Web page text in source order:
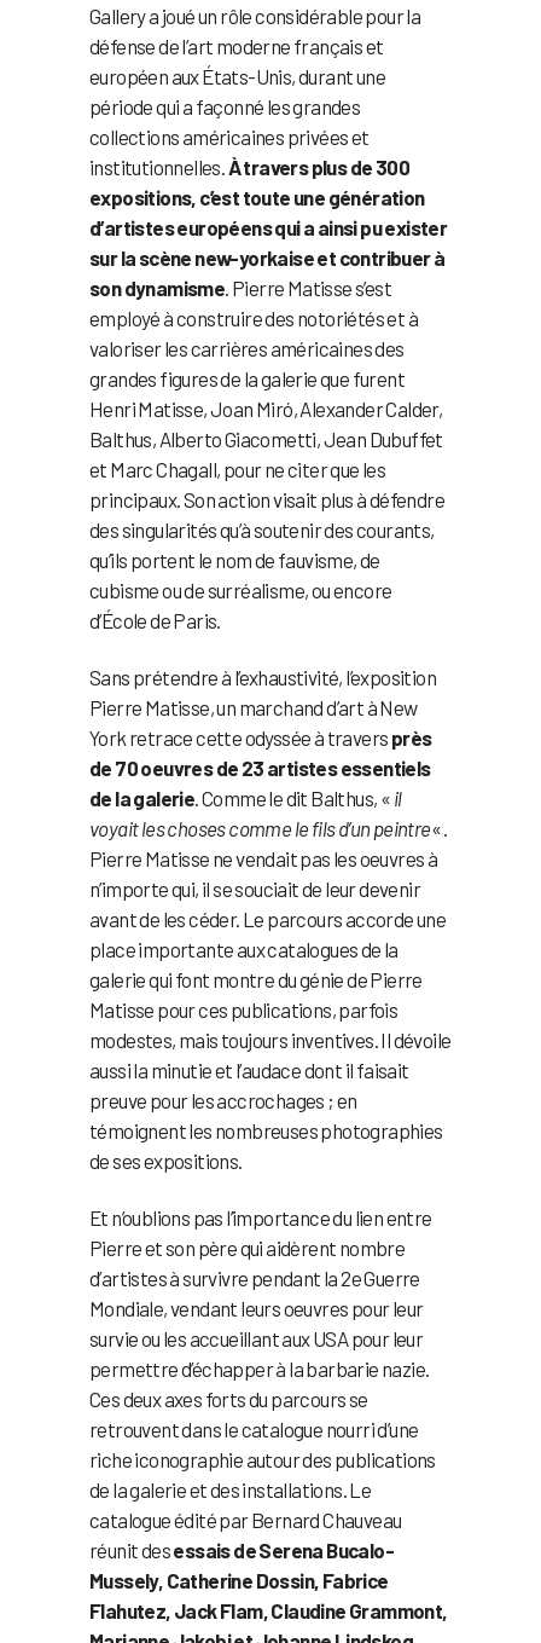
Gallery a joué un rôle considérable pour la
défense de l’art moderne français et
européen aux États-Unis, durant une
période qui a façonné les grandes
collections américaines privées et
institutionnelles.À travers plus de 300
expositions, c’est toute une génération
d’artistes européens qui a ainsi pu exister
sur la scène new-yorkaise et contribuer à
son dynamisme. Pierre Matisse s’est
employé à construire des notoriétés et à
valoriser les carrières américaines des
grandes figures de la galerie que furent
Henri Matisse, Joan Miró, Alexander Calder,
Balthus, Alberto Giacometti, Jean Dubuffet
et Marc Chagall, pour ne citer que les
principaux. Son action visait plus à défendre
des singularités qu’à soutenir des courants,
qu’ils portent le nom de fauvisme, de
cubisme ou de surréalisme, ou encore
d’École de Paris.
Sans prétendre à l’exhaustivité, l’exposition
Pierre Matisse, un marchand d’art à New
York retrace cette odyssée à travers près
de 70 oeuvres de 23 artistes essentiels
de la galerie. Comme le dit Balthus, « il
voyait les choses comme le fils d’un peintre« .
Pierre Matisse ne vendait pas les oeuvres à
n’importe qui, il se souciait de leur devenir
avant de les céder. Le parcours accorde une
place importante aux catalogues de la
galerie qui font montre du génie de Pierre
Matisse pour ces publications, parfois
modestes, mais toujours inventives. Il dévoile
aussi la minutie et l’audace dont il faisait
preuve pour les accrochages ; en
témoignent les nombreuses photographies
de ses expositions.
Et n’oublions pas l’importance du lien entre
Pierre et son père qui aidèrent nombre
d’artistes à survivre pendant la 2e Guerre
Mondiale, vendant leurs oeuvres pour leur
survie ou les accueillant aux USA pour leur
permettre d’échapper à la barbarie nazie.
Ces deux axes forts du parcours se
retrouvent dans le catalogue nourri d’une
riche iconographie autour des publications
de la galerie et des installations. Le
catalogue édité par Bernard Chauveau
réunit desessais de Serena Bucalo-
Mussely, Catherine Dossin, Fabrice
Flahutez, Jack Flam, Claudine Grammont,